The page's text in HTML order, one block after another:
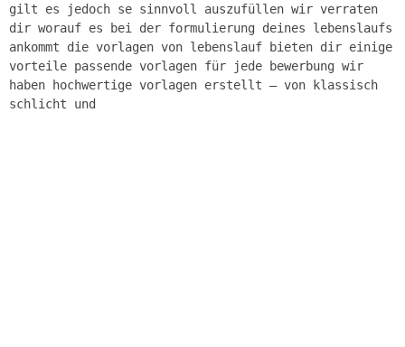
gilt es jedoch se sinnvoll auszufüllen wir verraten
dir worauf es bei der formulierung deines lebenslaufs
ankommt die vorlagen von lebenslauf bieten dir einige
vorteile passende vorlagen für jede bewerbung wir
haben hochwertige vorlagen erstellt – von klassisch
schlicht und